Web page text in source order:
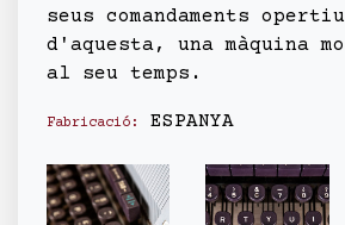
seus comandaments
d'aquesta, una màquina
al seu temps.
Fabricació: ESPANYA